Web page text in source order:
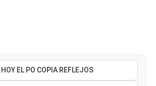
EL PO COPIA REFLEJOS